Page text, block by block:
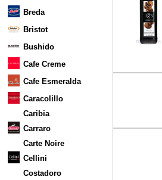
Breda
Bristot
Bushido
Cafe Creme
Cafe Esmeralda
Caracolillo
Caribia
Carraro
Carte Noire
Cellini
Costadoro